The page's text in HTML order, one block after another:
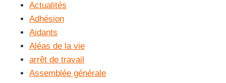
Actualités
Adhésion
Aidants
Aléas de la vie
arrêt de travail
Assemblée générale